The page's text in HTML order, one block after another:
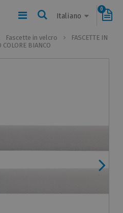
Italiano
0
Fascette in velcro
FASCETTE IN
COLORE BIANCO